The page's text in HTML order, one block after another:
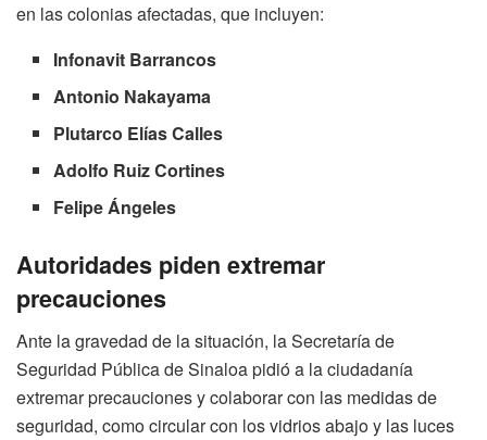
en las colonias afectadas, que incluyen:
Infonavit Barrancos
Antonio Nakayama
Plutarco Elías Calles
Adolfo Ruiz Cortines
Felipe Ángeles
Autoridades piden extremar
precauciones
Ante la gravedad de la situación, la Secretaría de
Seguridad Pública de Sinaloa pidió a la ciudadanía
extremar precauciones y colaborar con las medidas de
seguridad, como circular con los vidrios abajo y las luces